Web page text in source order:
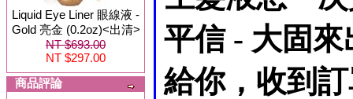
Liquid Eye Liner 眼線液 -
Gold 亮金 (0.2oz)<出清>
NT $693.00
NT $297.00
商品評論
平信 - 大固
給你，收到